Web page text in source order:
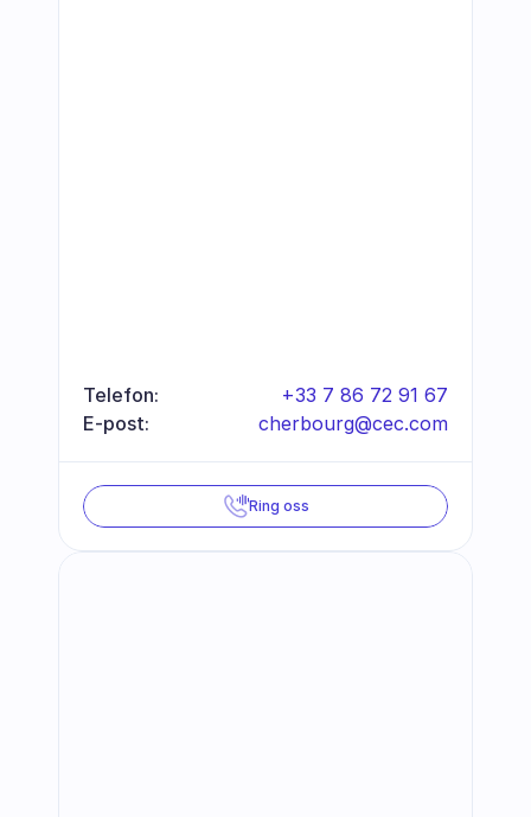
Telefon:
+33 7 86 72 91 67
E-post:
cherbourg@cec.com
Ring oss